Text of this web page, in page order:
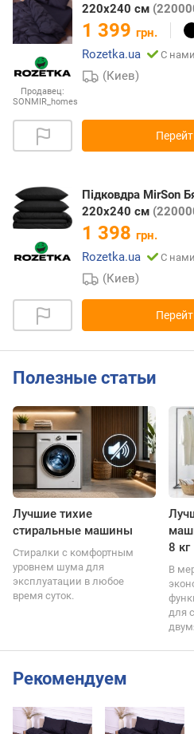
Продавец:
SONMIR_homes
220x240 см
1 399 грн.
Rozetka.ua
С
(Киев)
Підковдра MirSon
220х240 см
1 398 грн.
Rozetka.ua
С
(Киев)
Полезные статьи
Лучшие тихие
стиральные машины
Стиралки с комфортным
уровнем шума для
эксплуатации в любое
время суток.
8 кг
В
для
Рекомендуем